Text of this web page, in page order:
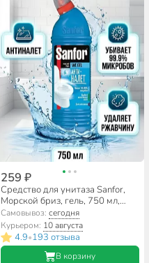
259 ₽
Средство для унитаза Sanfor,
Морской бриз, гель, 750 мл,
1549
Самовывоз: сегодня
Курьером: 10 августа
4.9•193 отзыва
В корзину